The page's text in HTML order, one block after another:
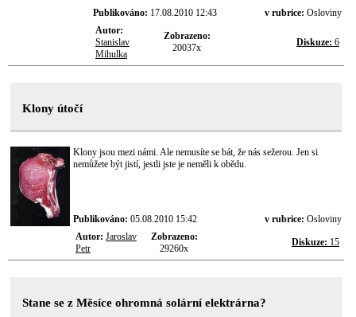
Publikováno: 17.08.2010 12:43 v rubrice: Osloviny
Autor:
Stanislav
Mihulka
Zobrazeno:
20037x
Diskuze: 6
Klony útočí
Klony jsou mezi námi. Ale nemusíte se bát, že nás sežerou. Jen si
nemůžete být jistí, jestli jste je neměli k obědu.
Publikováno: 05.08.2010 15:42 v rubrice: Osloviny
Autor: Jaroslav
Petr
Zobrazeno:
29260x
Diskuze: 15
Stane se z Měsíce ohromná solární elektrárna?